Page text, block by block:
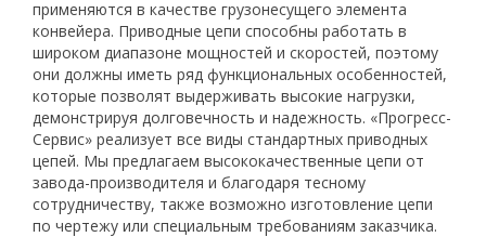
применяются в качестве грузонесущего элемента
конвейера. Приводные цепи способны работать в
широком диапазоне мощностей и скоростей, поэтому
они должны иметь ряд функциональных особенностей,
которые позволят выдерживать высокие нагрузки,
демонстрируя долговечность и надежность. «Прогресс-
Сервис» реализует все виды стандартных приводных
цепей. Мы предлагаем высококачественные цепи от
завода-производителя и благодаря тесному
сотрудничеству, также возможно изготовление цепи
по чертежу или специальным требованиям заказчика.